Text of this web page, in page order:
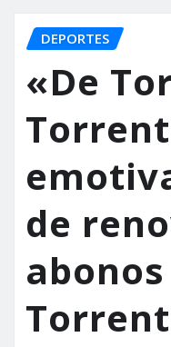
DEPORTES
«De
de
Torrent